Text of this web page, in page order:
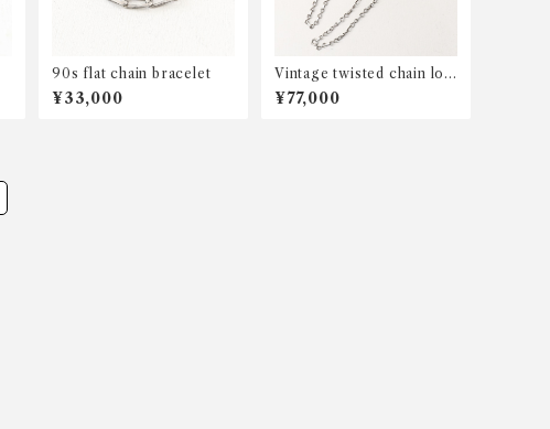
90s flat chain bracelet
¥33,000
Vintage twisted chain lon
g necklace
¥77,000